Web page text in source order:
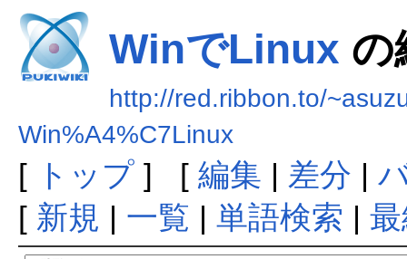
WinでLinux の
http://red.ribbon.to/
Win%A4%C7Linux
[ トップ] [ 編集 | 差分 |
[ 新規 | 一覧 | 単語検索 |